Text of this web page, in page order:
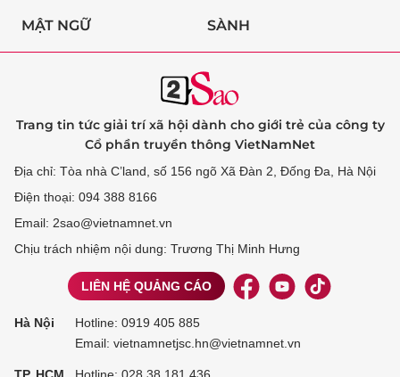
MẬT NGỮ SÀNH
Trang tin tức giải trí xã hội dành cho giới trẻ của công ty
Cổ phần truyền thông VietNamNet
Địa chỉ: Tòa nhà C’land, số 156 ngõ Xã Đàn 2, Đống Đa, Hà Nội
Điện thoại: 094 388 8166
Email: 2sao@vietnamnet.vn
Chịu trách nhiệm nội dung: Trương Thị Minh Hưng
LIÊN HỆ QUẢNG CÁO
Hà Nội Hotline: 0919 405 885
Email: vietnamnetjsc.hn@vietnamnet.vn